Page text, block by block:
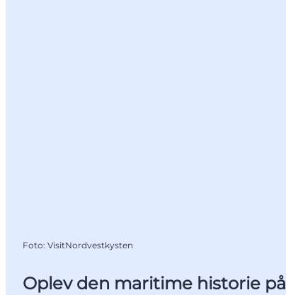
Foto: VisitNordvestkysten
Oplev den maritime historie på